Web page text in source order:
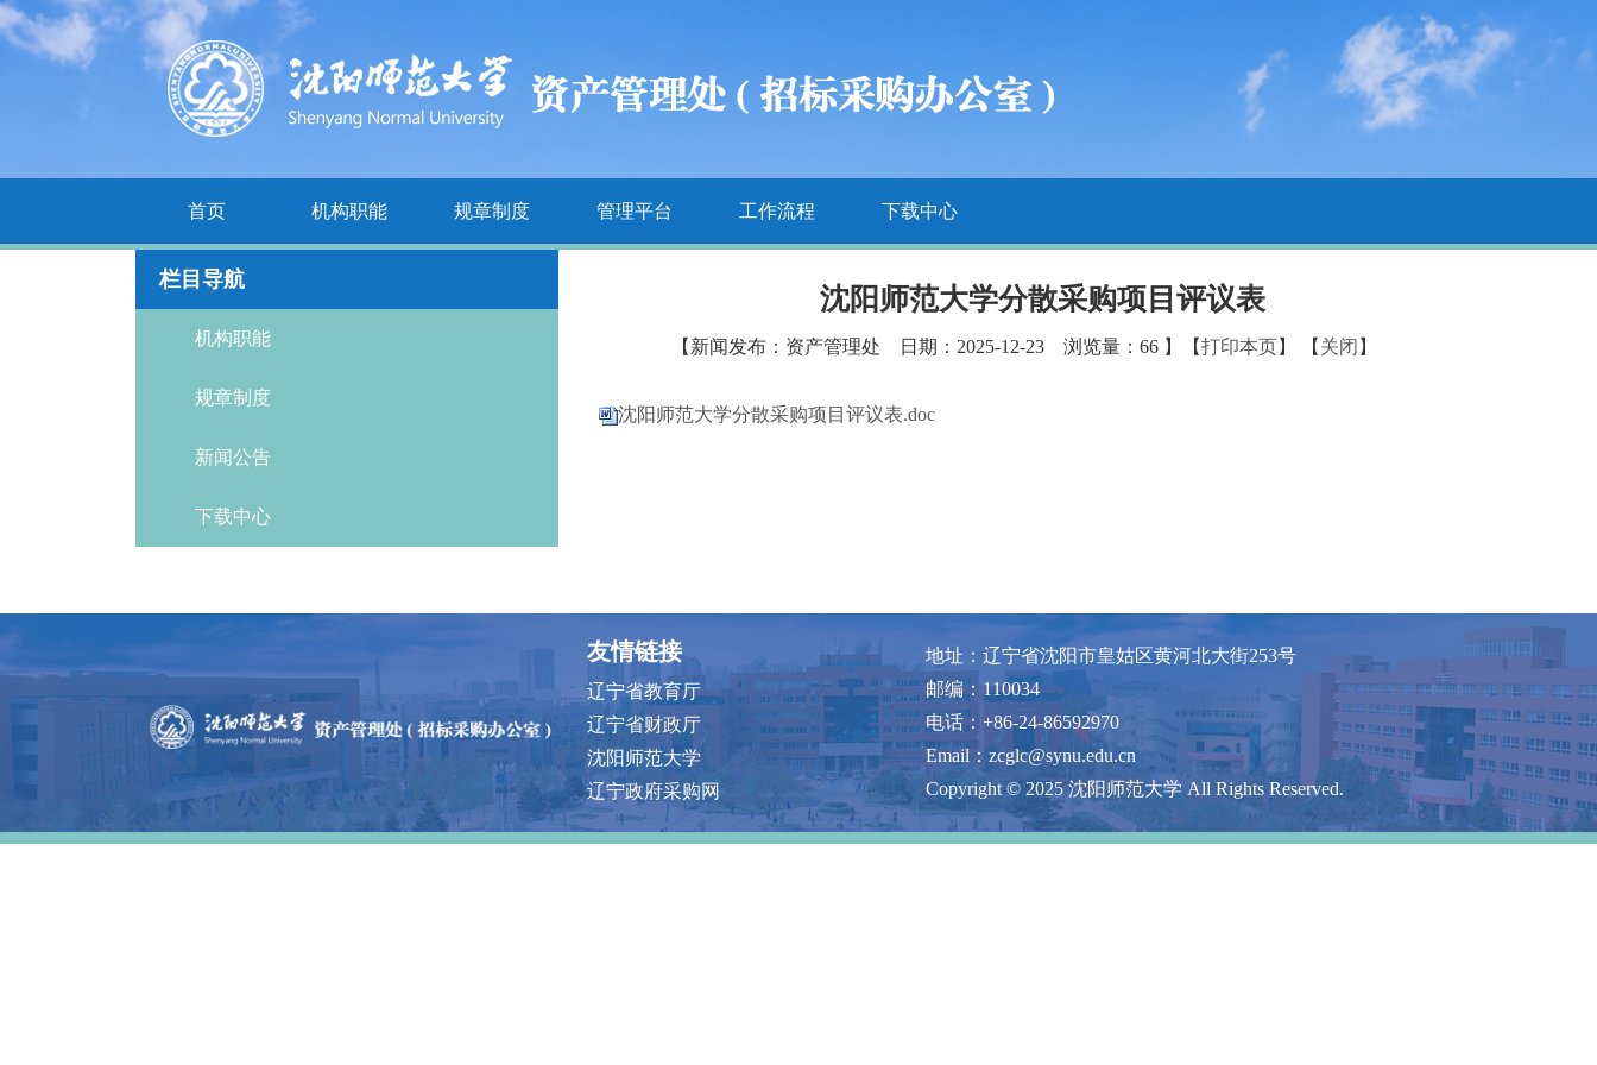
首页 机构职能 规章制度 管理平台 工作流程 下载中心
栏目导航
机构职能
规章制度
新闻公告
下载中心
沈阳师范大学分散采购项目评议表
【新闻发布：资产管理处 日期：2025-12-23 浏览量： 66 】【打印本页】 【 关闭 】
沈阳师范大学分散采购项目评议表.doc
友情链接
辽宁省教育厅
辽宁省财政厅
沈阳师范大学
辽宁政府采购网
地址：辽宁省沈阳市皇姑区黄河北大街253号
邮编：110034
电话：+86-24-86592970
Email：zcglc@synu.edu.cn
Copyright © 2025 沈阳师范大学 All Rights Reserved.